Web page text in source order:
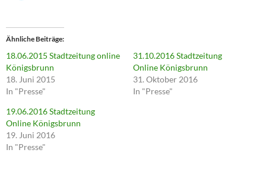
,
u
m
ü
b
e
r
T
w
i
t
e
r
z
t
Ähnliche Beiträge
18.06.2015 Stadtzeitung online
Königsbrunn
18. Juni 2015
In "Presse"
31.10.2016 Stadtzeitung
Online Königsbrunn
31. Oktober 2016
In "Presse"
19.06.2016 Stadtzeitung
Online Königsbrunn
19. Juni 2016
In "Presse"